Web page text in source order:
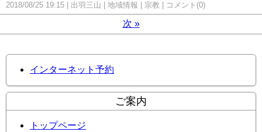
2018/08/25 19:15 出羽三山 地域情報 宗教 コメント(0)
次 »
インターネット予約
ご案内
トップページ